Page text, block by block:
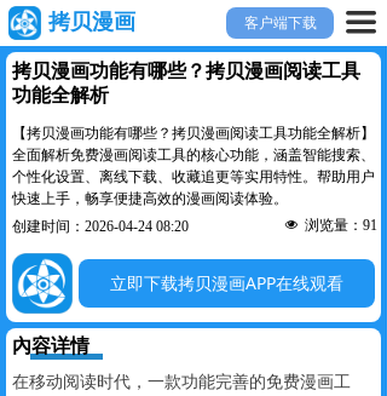
拷贝漫画 끀
客户端下载
內容详情
在移动阅读时代，一款功能完善的免费漫画工
拷贝漫画功能有哪些？拷贝漫画阅读工具
功能全解析
【拷贝漫画功能有哪些？拷贝漫画阅读工具功能全解析】
全面解析免费漫画阅读工具的核心功能，涵盖智能搜索、
个性化设置、离线下载、收藏追更等实用特性。帮助用户
快速上手，畅享便捷高效的漫画阅读体验。
创建时间： 2026-04-24 08:20 넶 浏览量： 91
立即下载拷贝漫画APP在线观看